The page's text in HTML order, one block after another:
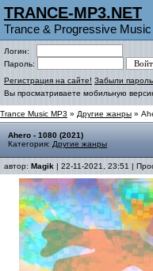
TRANCE-MP3.NET
Trance & Progressive
Логин:
Пароль:
Регистрация на сайте! Забыли
Вы просматриваете мобильную
Trance Music MP3 » Другие жанры »
Ahero - 1080 (2021)
Категория: Другие жанры
автор: Magik | 22-11-2021, 23:51 |